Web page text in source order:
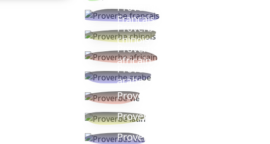
Proverbe
Français
Proverbe
chinois
Proverbe
africain
Proverbe
arabe
Proverbe vie
Proverbe latin
Proverbes ete